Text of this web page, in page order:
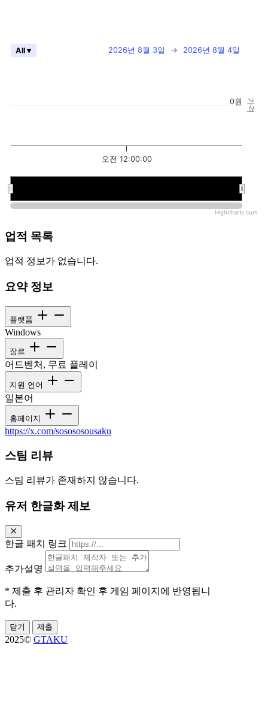
가격
2026년 8월 3일 → 2026년 8월 4일
All ▾
오전 12:00:00
0원
Highcharts.com
업적 목록
업적 정보가 없습니다.
요약 정보
플랫폼
Windows
장르
어드벤처, 무료 플레이
지원 언어
일본어
홈페이지
https://x.com/sosososousaku
스팀 리뷰
스팀 리뷰가 존재하지 않습니다.
유저 한글화 제보
한글 패치 링크
추가설명
* 제출 후 관리자 확인 후 게임 페이지에 반영됩니
다.
닫기 제출
2025© GTAKU